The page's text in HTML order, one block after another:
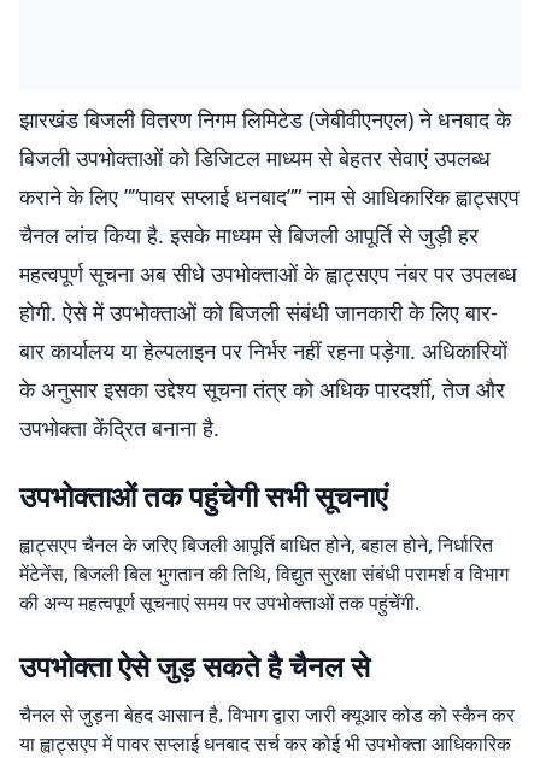
झारखंड बिजली वितरण निगम लिमिटेड (जेबीवीएनएल) ने धनबाद के
बिजली उपभोक्ताओं को डिजिटल माध्यम से बेहतर सेवाएं उपलब्ध
कराने के लिए ””पावर सप्लाई धनबाद”” नाम से आधिकारिक ह्वाट्सएप
चैनल लांच किया है. इसके माध्यम से बिजली आपूर्ति से जुड़ी हर
महत्वपूर्ण सूचना अब सीधे उपभोक्ताओं के ह्वाट्सएप नंबर पर उपलब्ध
होगी. ऐसे में उपभोक्ताओं को बिजली संबंधी जानकारी के लिए बार-
बार कार्यालय या हेल्पलाइन पर निर्भर नहीं रहना पड़ेगा. अधिकारियों
के अनुसार इसका उद्देश्य सूचना तंत्र को अधिक पारदर्शी, तेज और
उपभोक्ता केंद्रित बनाना है.
उपभोक्ताओं तक पहुंचेगी सभी सूचनाएं
ह्वाट्सएप चैनल के जरिए बिजली आपूर्ति बाधित होने, बहाल होने, निर्धारित
मेंटेनेंस, बिजली बिल भुगतान की तिथि, विद्युत सुरक्षा संबंधी परामर्श व विभाग
की अन्य महत्वपूर्ण सूचनाएं समय पर उपभोक्ताओं तक पहुंचेंगी.
उपभोक्ता ऐसे जुड़ सकते है चैनल से
चैनल से जुड़ना बेहद आसान है. विभाग द्वारा जारी क्यूआर कोड को स्कैन कर
या ह्वाट्सएप में पावर सप्लाई धनबाद सर्च कर कोई भी उपभोक्ता आधिकारिक